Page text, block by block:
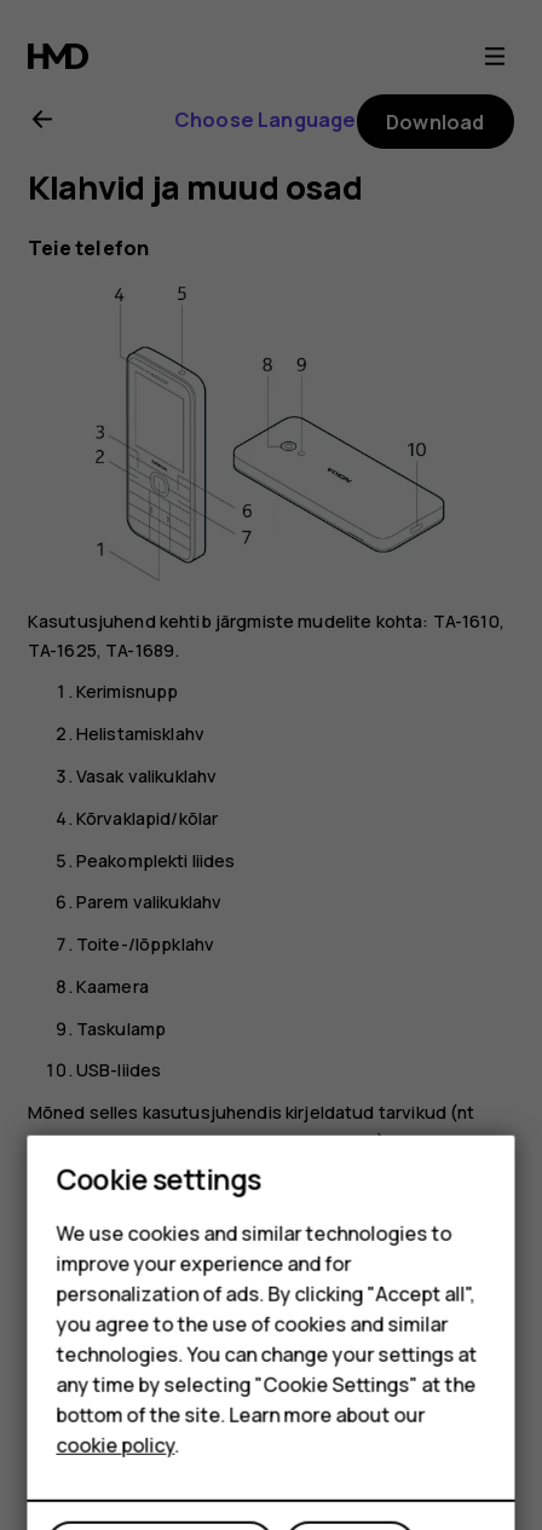
Nokia
225
4G
(2024)
user
guide
Smartphones
Feature phones
Phones for kids
Accessories
HMD Terra M
For business
Tablets
Choose Language Download
Klahvid ja muud osad
Teie telefon
Kasutusjuhend kehtib järgmiste mudelite kohta: TA-1610,
TA-1625, TA-1689.
Kerimisnupp
Helistamisklahv
Vasak valikuklahv
Kõrvaklapid/kõlar
Peakomplekti liides
Parem valikuklahv
Toite-/lõppklahv
Kaamera
Taskulamp
USB-liides
Mõned selles kasutusjuhendis kirjeldatud tarvikud (nt
laadija, peakomplekt või andmesidekaabel) võivad olla
müügil eraldi.
küsima. ValigeMenüü>Seaded>Turvalisus>
Klahvikaitse >Turvakood ja sisestage kood. Võtke
arvesse, et peate koodi meelde jätma, sest HMD
Global ei saa seda avada ega sellest mööda minna.
Osad ja ühendusliidesed, magnetism
Ärge ühendage seadmega signaali edastavaid seadmeid,
kuna see võib seadet kahjustada. Ärge ühendage
seadme heliliidesesse heakskiiduta välisseadme või
Cookie settings
We use cookies and similar technologies to
improve your experience and for
personalization of ads. By clicking "Accept all",
you agree to the use of cookies and similar
technologies. You can change your settings at
any time by selecting "Cookie Settings" at the
bottom of the site. Learn more about our
cookie policy.